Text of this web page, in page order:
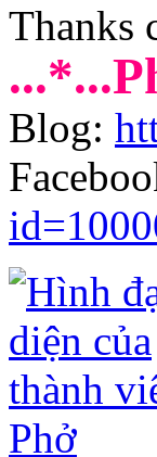
Thanks
Blog:
Phở